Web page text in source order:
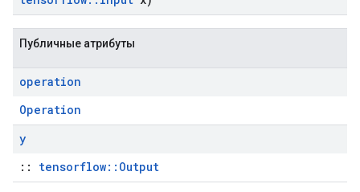
Публичные атрибуты
operation
Operation
y
:: tensorflow::Output